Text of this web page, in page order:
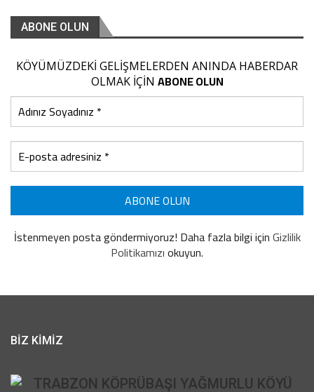
ABONE OLUN
KÖYÜMÜZDEKİ GELİŞMELERDEN ANINDA HABERDAR
OLMAK İÇİN ABONE OLUN
İstenmeyen posta göndermiyoruz! Daha fazla bilgi içinGizlilik
Politikamızıokuyun.
BİZ KİMİZ